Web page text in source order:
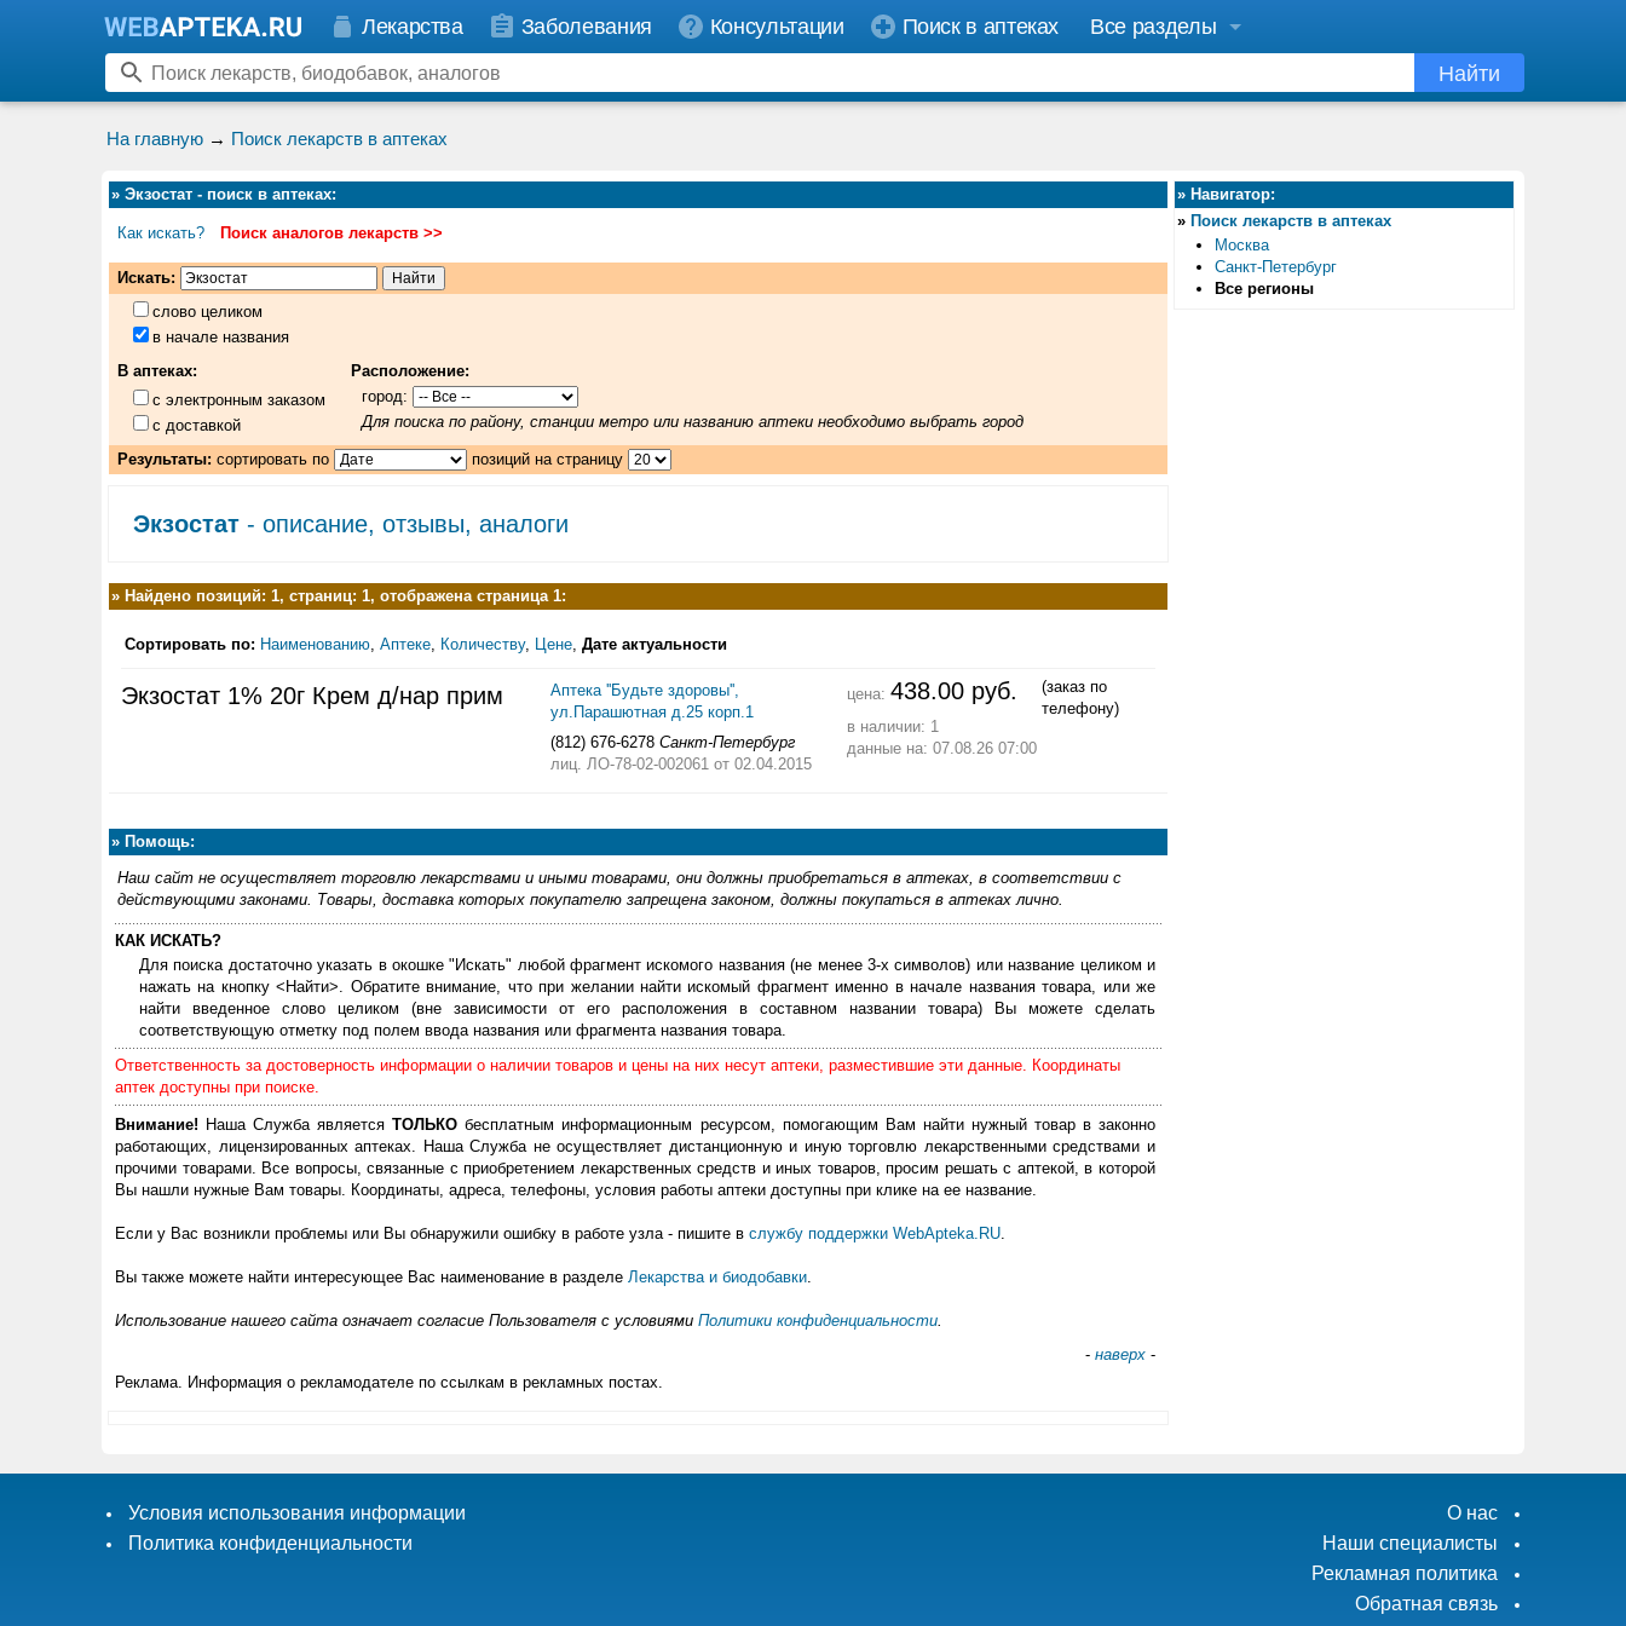
Лекарства Заболевания Консультации Поиск в аптеках
Все разделы
Найти
На главную → Поиск лекарств в аптеках
» Экзостат - поиск в аптеках:
Как искать? Поиск аналогов лекарств >>
Искать:
слово целиком
в начале названия
В аптеках:
с электронным заказом
с доставкой
Расположение:
город:
Для поиска по району, станции метро или названию аптеки необходимо выбрать город
Результаты: сортировать по позиций на страницу
Экзостат- описание, отзывы, аналоги
» Найдено позиций: 1, страниц: 1, отображена страница 1:
Сортировать по: Наименованию Аптеке Количеству, Цене Дате актуальности
Экзостат 1% 20г Крем д/нар прим
Аптека ''Будьте здоровы'',
ул.Парашютная д.25 корп.1
(812) 676-6278 Санкт-Петербург
лиц. ЛО-78-02-002061 от 02.04.2015
цена: 438.00 руб.
в наличии: 1
данные на: 07.08.26 07:00
(заказ по
телефону)
» Помощь:
Наш сайт не осуществляет торговлю лекарствами и иными товарами, они должны приобретаться в аптеках, в соответствии с
действующими законами. Товары, доставка которых покупателю запрещена законом, должны покупаться в аптеках лично.
КАК ИСКАТЬ?
Для поиска достаточно указать в окошке "Искать" любой фрагмент искомого названия (не менее 3-х символов) или название целиком и
нажать на кнопку <Найти>. Обратите внимание, что при желании найти искомый фрагмент именно в начале названия товара, или же
найти введенное слово целиком (вне зависимости от его расположения в составном названии товара) Вы можете сделать
соответствующую отметку под полем ввода названия или фрагмента названия товара.
Ответственность за достоверность информации о наличии товаров и цены на них несут аптеки, разместившие эти данные. Координаты
аптек доступны при поиске.
Внимание! Наша Служба являетсяТОЛЬКО бесплатным информационным ресурсом, помогающим Вам найти нужный товар в законно
работающих, лицензированных аптеках. Наша Служба не осуществляет дистанционную и иную торговлю лекарственными средствами и
прочими товарами. Все вопросы, связанные с приобретением лекарственных средств и иных товаров, просим решать с аптекой, в которой
Вы нашли нужные Вам товары. Координаты, адреса, телефоны, условия работы аптеки доступны при клике на ее название.
Если у Вас возникли проблемы или Вы обнаружили ошибку в работе узла - пишите в службу поддержки WebApteka.RU
Вы также можете найти интересующее Вас наименование в разделе Лекарства и биодобавки
Использование нашего сайта означает согласие Пользователя с условиями Политики конфиденциальности
- наверх -
Реклама. Информация о рекламодателе по ссылкам в рекламных постах.
» Навигатор:
» Поиск лекарств в аптеках
Москва
Санкт-Петербург
Все регионы
Условия использования информации
Политика конфиденциальности
О нас
Наши специалисты
Рекламная политика
Обратная связь